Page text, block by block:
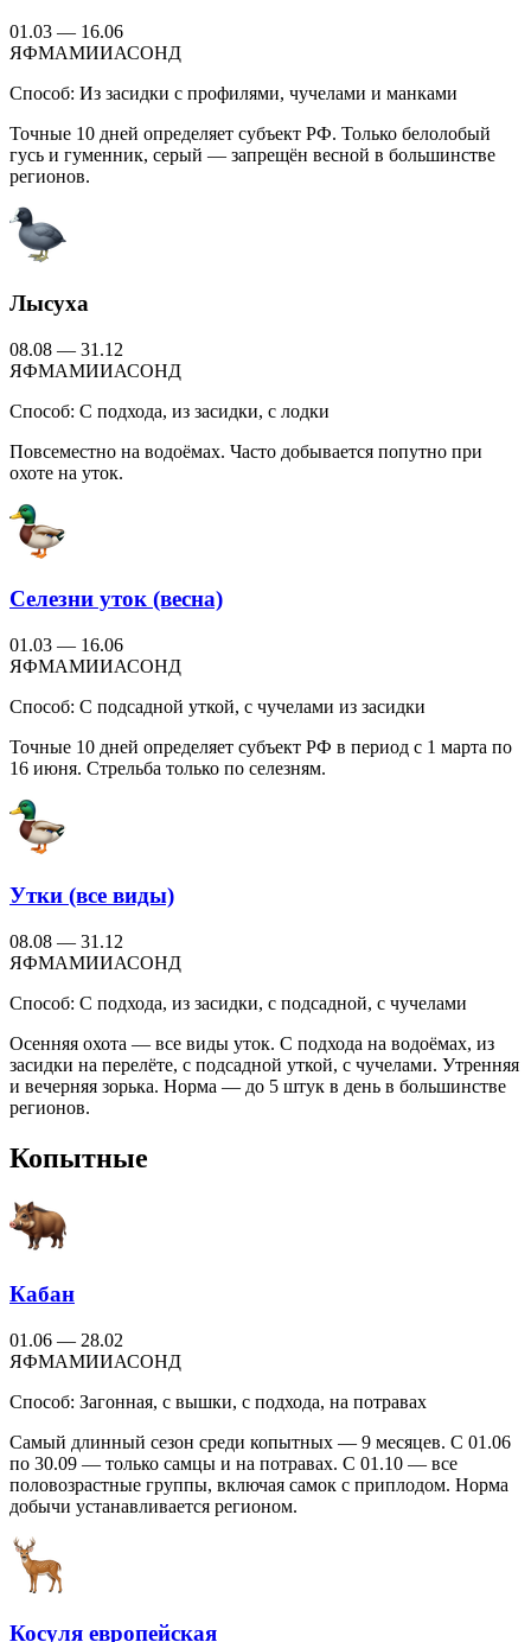
01.03 — 16.06
ЯФМАМИИАСОНД
Способ: Из засидки с профилями, чучелами и манками
Точные 10 дней определяет субъект РФ. Только белолобый
гусь и гуменник, серый — запрещён весной в большинстве
регионов.
Лысуха
08.08 — 31.12
ЯФМАМИИАСОНД
Способ: С подхода, из засидки, с лодки
Повсеместно на водоёмах. Часто добывается попутно при
охоте на уток.
Селезни уток (весна)
01.03 — 16.06
ЯФМАМИИАСОНД
Способ: С подсадной уткой, с чучелами из засидки
Точные 10 дней определяет субъект РФ в период с 1 марта по
16 июня. Стрельба только по селезням.
Утки (все виды)
08.08 — 31.12
ЯФМАМИИАСОНД
Способ: С подхода, из засидки, с подсадной, с чучелами
Осенняя охота — все виды уток. С подхода на водоёмах, из
засидки на перелёте, с подсадной уткой, с чучелами. Утренняя
и вечерняя зорька. Норма — до 5 штук в день в большинстве
регионов.
Копытные
Кабан
01.06 — 28.02
ЯФМАМИИАСОНД
Способ: Загонная, с вышки, с подхода, на потравах
Самый длинный сезон среди копытных — 9 месяцев. С 01.06
по 30.09 — только самцы и на потравах. С 01.10 — все
половозрастные группы, включая самок с приплодом. Норма
добычи устанавливается регионом.
Косуля европейская